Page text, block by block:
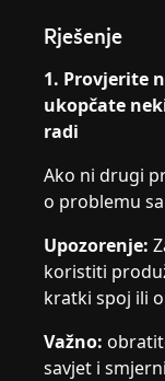
Rješenje
1. Provjerite
ukopčate
radi
Ako ni drugi
o problemu
Upozorenje:
koristiti
kratki spoj ili
Važno:
savjet i